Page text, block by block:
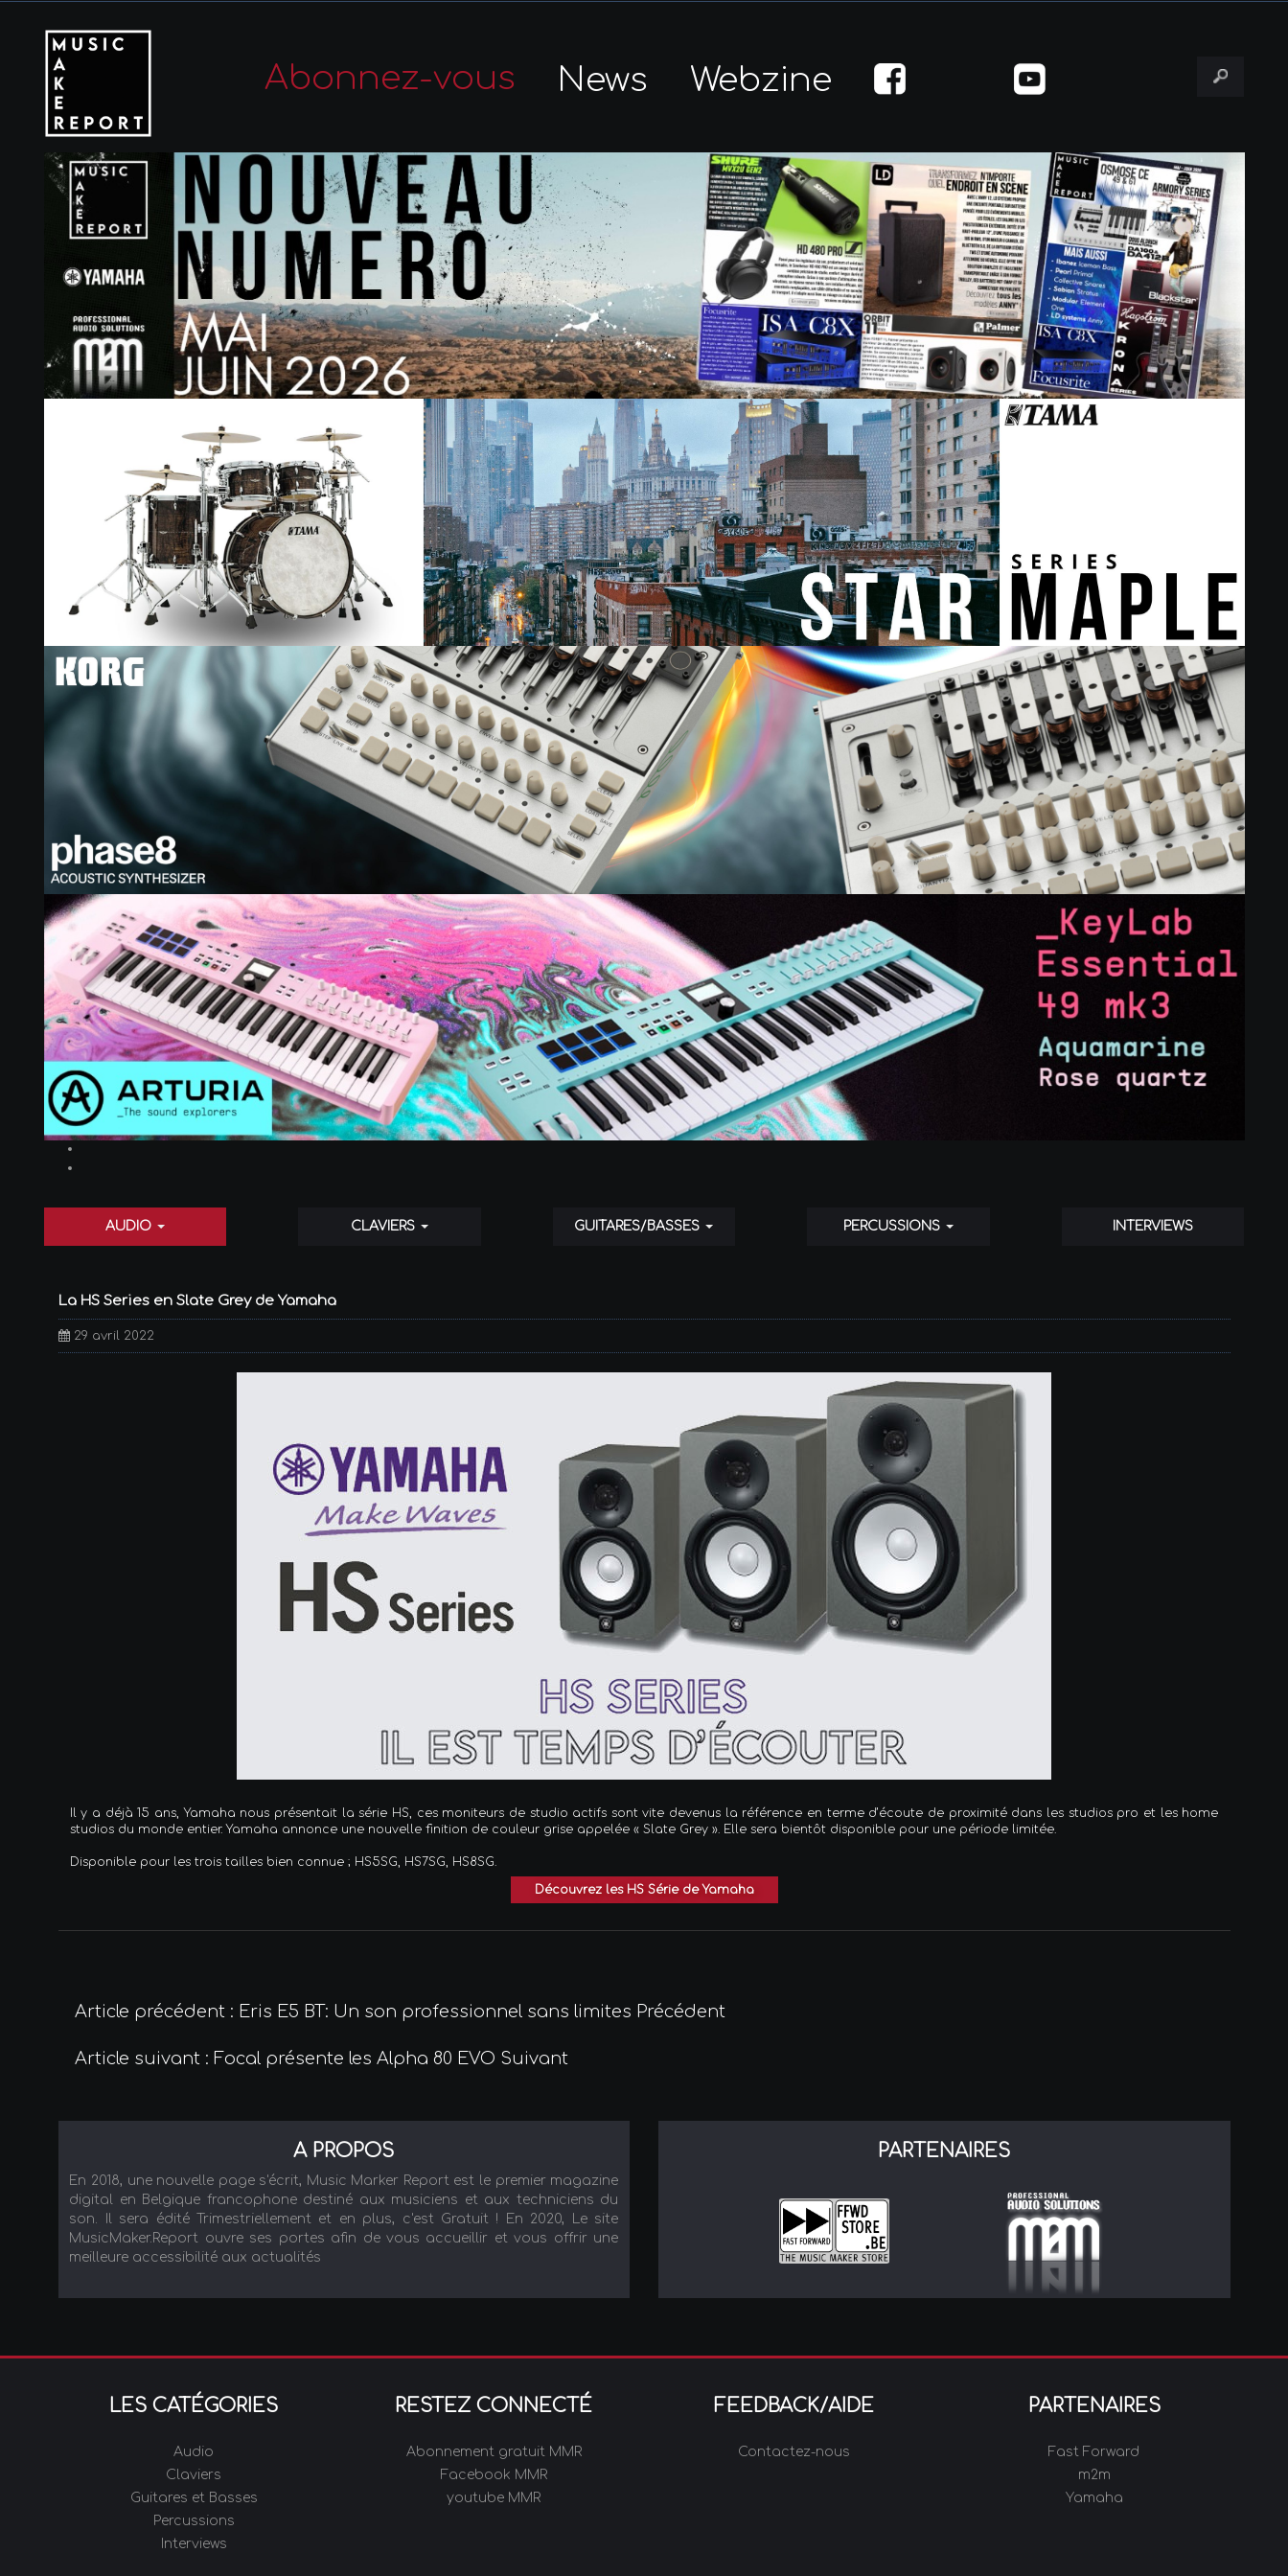
Abonnez-vous News Webzine
AUDIO CLAVIERS GUITARES/BASSES PERCUSSIONS INTERVIEWS
La HS Series en Slate Grey de Yamaha
29 avril 2022
Il y a déjà 15 ans, Yamaha nous présentait la série HS, ces moniteurs de studio actifs sont vite devenus la référence en terme d’écoute de proximité dans les studios pro et les home
studios du monde entier. Yamaha annonce une nouvelle finition de couleur grise appelée « Slate Grey ». Elle sera bientôt disponible pour une période limitée.
Disponible pour les trois tailles bien connue ; HS5SG, HS7SG, HS8SG.
Découvrez les HS Série de Yamaha
Article précédent : Eris E5 BT: Un son professionnel sans limites Précédent
Article suivant : Focal présente les Alpha 80 EVO Suivant
A PROPOS
En 2018, une nouvelle page s'écrit, Music Marker Report est le premier magazine
digital en Belgique francophone destiné aux musiciens et aux techniciens du
son. Il sera édité Trimestriellement et en plus, c'est Gratuit ! En 2020, Le site
MusicMaker.Report ouvre ses portes afin de vous accueillir et vous offrir une
meilleure accessibilité aux actualités
PARTENAIRES
LES CATÉGORIES
Audio
Claviers
Guitares et Basses
Percussions
Interviews
RESTEZ CONNECTÉ
Abonnement gratuit MMR
Facebook MMR
youtube MMR
FEEDBACK/AIDE
Contactez-nous
PARTENAIRES
Fast Forward
m2m
Yamaha